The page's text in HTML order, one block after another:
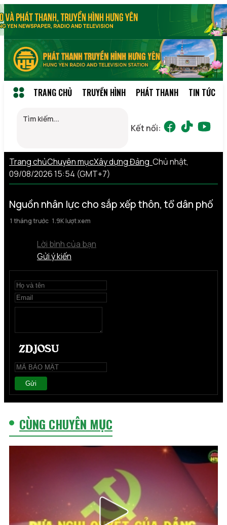
TRANG CHỦ TRUYỀN HÌNH PHÁT THANH TIN TỨC
Kết nối:
Trang chủChuyên mụcXây dựng Đảng Chủ nhật,
09/08/2026 15:54 (GMT+7)
Nguồn nhân lực cho sắp xếp thôn, tổ dân phố
1 tháng trước 1.9K lượt xem
Lời bình của bạn
Gửi ý kiến
Gửi
CÙNG CHUYÊN MỤC